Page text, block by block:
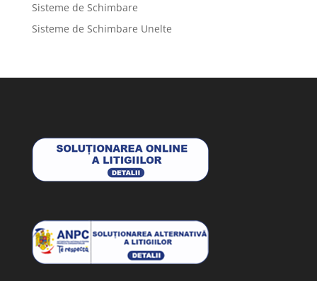
Sisteme de Schimbare
Sisteme de Schimbare Unelte